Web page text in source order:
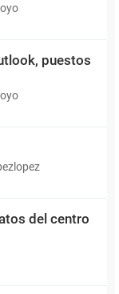
puestos
del centro